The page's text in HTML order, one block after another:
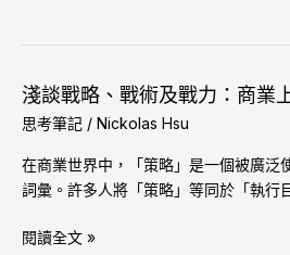
成
長
的
3
關
淺談戰略、戰術及戰力：商業
思考筆記 / Nickolas Hsu
在商業世界中，「策略」是一個被廣泛
詞彙。許多人將「策略」等同於「執行
淺
談
略、
戰
及
閱讀全文 »